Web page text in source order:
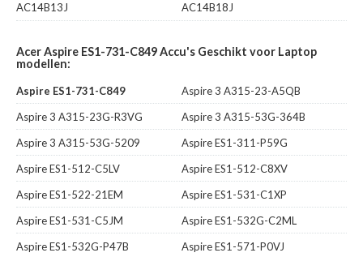
AC14B13J
AC14B18J
Acer Aspire ES1-731-C849 Accu's Geschikt voor Laptop
modellen:
Aspire ES1-731-C849
Aspire 3 A315-23-A5QB
Aspire 3 A315-23G-R3VG
Aspire 3 A315-53G-364B
Aspire 3 A315-53G-5209
Aspire ES1-311-P59G
Aspire ES1-512-C5LV
Aspire ES1-512-C8XV
Aspire ES1-522-21EM
Aspire ES1-531-C1XP
Aspire ES1-531-C5JM
Aspire ES1-532G-C2ML
Aspire ES1-532G-P47B
Aspire ES1-571-P0VJ